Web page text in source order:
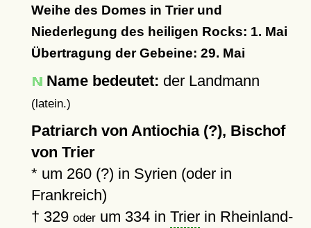
Weihe des Domes in Trier und
Niederlegung des heiligen Rocks: 1. Mai
Übertragung der Gebeine: 29. Mai
Name bedeutet: der Landmann
(latein.)
Patriarch von Antiochia (?), Bischof
von Trier
* um 260 (?) in Syrien (oder in
Frankreich)
† 329 oder um 334in Trierin Rheinland-